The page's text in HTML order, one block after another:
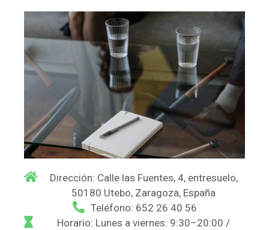
Dirección: Calle las Fuentes, 4, entresuelo,
50180 Utebo, Zaragoza, España
Teléfono: 652 26 40 56
Horario: Lunes a viernes: 9:30–20:00 /